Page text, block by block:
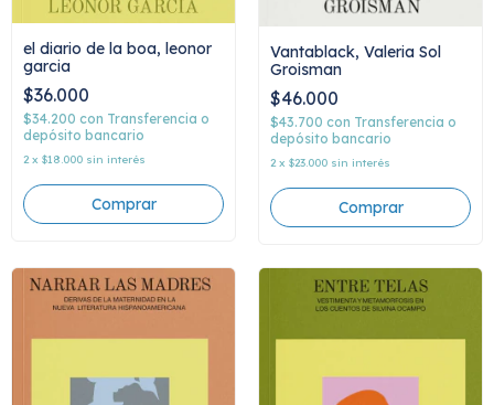
el diario de la boa, leonor
garcia
$36.000
$34.200 con Transferencia o
depósito bancario
2 x $18.000 sin interés
Vantablack, Valeria Sol
Groisman
$46.000
$43.700 con Transferencia o
depósito bancario
2 x $23.000 sin interés